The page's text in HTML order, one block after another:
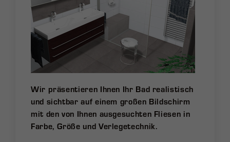
Wir präsentieren Ihnen Ihr Bad realistisch
und sichtbar auf einem großen Bildschirm
mit den von Ihnen ausgesuchten Fliesen in
Farbe, Größe und Verlegetechnik.